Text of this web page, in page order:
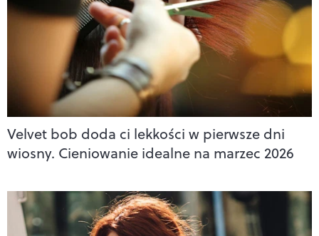
Velvet bob doda ci lekkości w pierwsze dni
wiosny. Cieniowanie idealne na marzec 2026